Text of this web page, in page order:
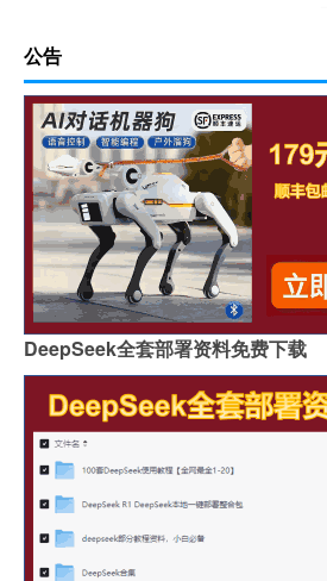
公告
DeepSeek全套部署资料免费下载